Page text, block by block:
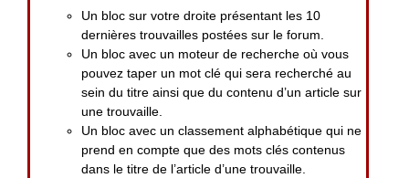
Un bloc sur votre droite présentant les 10
dernières trouvailles postées sur le forum.
Un bloc avec un moteur de recherche où vous
pouvez taper un mot clé qui sera recherché au
sein du titre ainsi que du contenu d’un article sur
une trouvaille.
Un bloc avec un classement alphabétique qui ne
prend en compte que des mots clés contenus
dans le titre de l’article d’une trouvaille.